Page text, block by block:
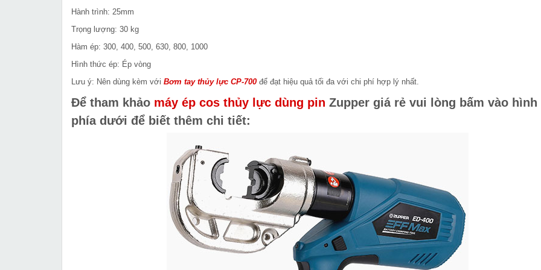
Hành trình: 25mm
Trọng lượng: 30 kg
Hàm ép: 300, 400, 500, 630, 800, 1000
Hình thức ép: Ép vòng
Lưu ý: Nên dùng kèm với Bơm tay thủy lực CP-700 để đạt hiệu quả tối đa với chi phí hợp lý nhất.
Để tham khảo máy ép cos thủy lực dùng pin Zupper giá rẻ vui lòng bấm vào hình
phía dưới để biết thêm chi tiết: